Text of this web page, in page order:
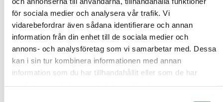
för sociala medier och analysera vår trafik. Vi
vidarebefordrar även sådana identifierare och annan
information från din enhet till de sociala medier och
annons- och analysföretag som vi samarbetar med. Dessa
kan i sin tur kombinera informationen med annan
information som du har tillhandahållit eller som de har
lösning vid högre halter.
Ventilationsåtgärder kan också spela stor roll.
Förbättrad ventilation kan späda ut
radonhalten, men för stort undertryck kan
samtidigt öka inflödet från marken. Därför
lyfts balanserad ventilation, exempelvis FTX,
fram som en bättre lösning när man vill ha